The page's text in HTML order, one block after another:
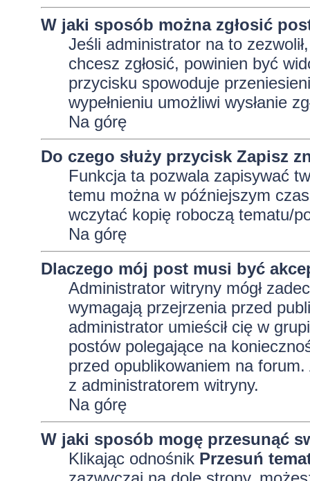
W jaki sposób można zgłosić
Jeśli administrator na to
chcesz zgłosić, powinien być
przycisku spowoduje
wypełnieniu umożliwi wysłanie
Na górę
Do czego służy przycisk Zapisz
Funkcja ta pozwala zapisywać
temu można w późniejszym
wczytać kopię roboczą tematu/
Na górę
Dlaczego mój post musi być
Administrator witryny mógł
wymagają przejrzenia przed
administrator umieścił cię w
postów polegające na
przed opublikowaniem na
z administratorem witryny.
Na górę
W jaki sposób mogę przesunąć
Klikając odnośnik Przesuń